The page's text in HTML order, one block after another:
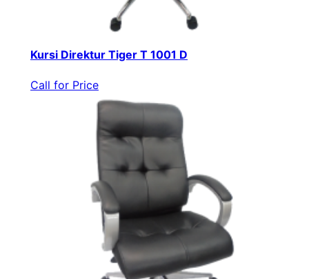
Kursi Direktur Tiger T 1001 D
Call for Price